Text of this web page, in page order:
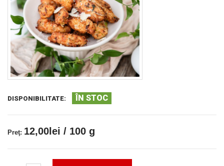
DISPONIBILITATE: ÎN STOC
Preţ: 12,00lei / 100 g